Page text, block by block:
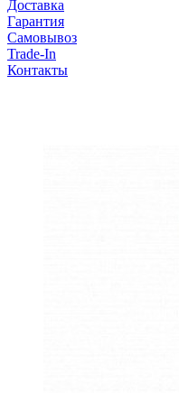
Доставка
Гарантия
Самовывоз
Trade-In
Контакты